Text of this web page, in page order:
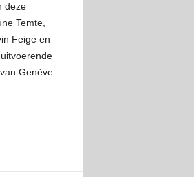
deze
Temte,
Feige en
Genève